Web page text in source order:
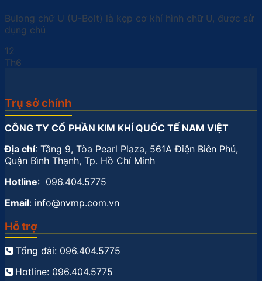
Bulong chữ U (U-Bolt) là kẹp cơ khí hình chữ U, được sử
dụng chủ
12
Th6
Trụ sở chính
CÔNG TY CỔ PHẦN KIM KHÍ QUỐC TẾ NAM VIỆT
Địa chỉ: Tầng 9, Tòa Pearl Plaza, 561A Điện Biên Phủ,
Quận Bình Thạnh, Tp. Hồ Chí Minh
Hotline: 096.404.5775
Email: info@nvmp.com.vn
Hỗ trợ
Tổng đài: 096.404.5775
Hotline: 096.404.5775